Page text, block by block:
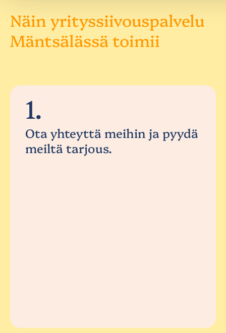
Näin yrityssiivouspalvelu
Mäntsälässä toimii
1.
Ota yhteyttä meihin ja pyydä
meiltä tarjous.